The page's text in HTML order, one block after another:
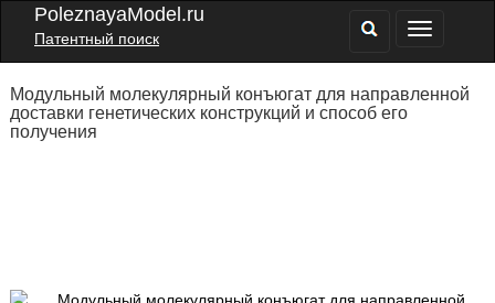
PoleznayaModel.ru
Патентный поиск
Модульный молекулярный конъюгат для направленной
доставки генетических конструкций и способ его
получения